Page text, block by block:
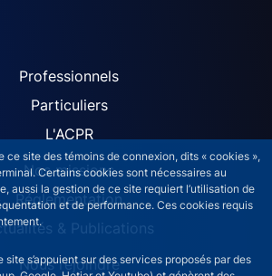
ce site des témoins de connexion, dits « cookies »,
Certains cookies sont nécessaires au
aussi la gestion de ce site requiert l’utilisation de
et de performance. Ces cookies requis
s’appuient sur des services proposés par des
navigation
Professionnels
Particuliers
L'ACPR
Nos missions
Réglementation
& Publications
Nous rejoindre